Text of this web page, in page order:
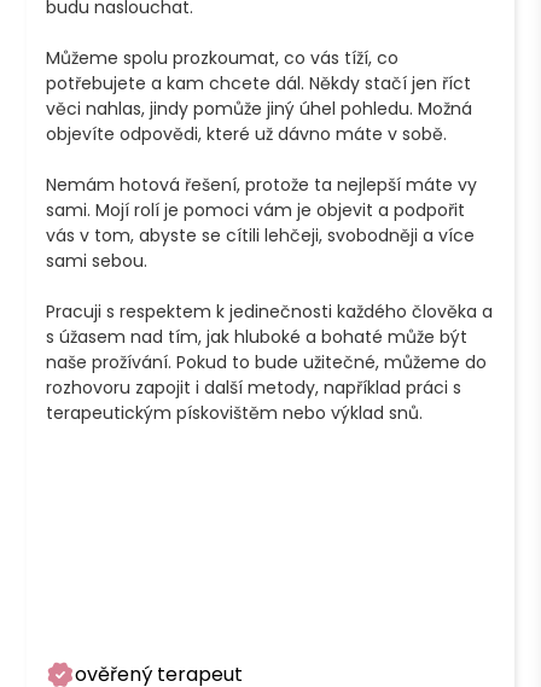
budu naslouchat.
Můžeme spolu prozkoumat, co vás tíží, co
potřebujete a kam chcete dál. Někdy stačí jen říct
věci nahlas, jindy pomůže jiný úhel pohledu. Možná
objevíte odpovědi, které už dávno máte v sobě.
Nemám hotová řešení, protože ta nejlepší máte vy
sami. Mojí rolí je pomoci vám je objevit a podpořit
vás v tom, abyste se cítili lehčeji, svobodněji a více
sami sebou.
Pracuji s respektem k jedinečnosti každého člověka a
s úžasem nad tím, jak hluboké a bohaté může být
naše prožívání. Pokud to bude užitečné, můžeme do
rozhovoru zapojit i další metody, například práci s
terapeutickým pískovištěm nebo výklad snů.
ověřený terapeut